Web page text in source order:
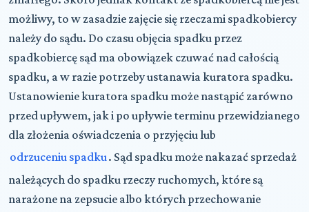
możliwy, to w zasadzie zajęcie się rzeczami spadkobiercy
należy do sądu. Do czasu objęcia spadku przez
spadkobiercę sąd ma obowiązek czuwać nad całością
spadku, a w razie potrzeby ustanawia kuratora spadku.
Ustanowienie kuratora spadku może nastąpić zarówno
przed upływem, jak i po upływie terminu przewidzianego
dla złożenia oświadczenia o przyjęciu lub
odrzuceniu spadku . Sąd spadku może nakazać sprzedaż
należących do spadku rzeczy ruchomych, które są
narażone na zepsucie albo których przechowanie